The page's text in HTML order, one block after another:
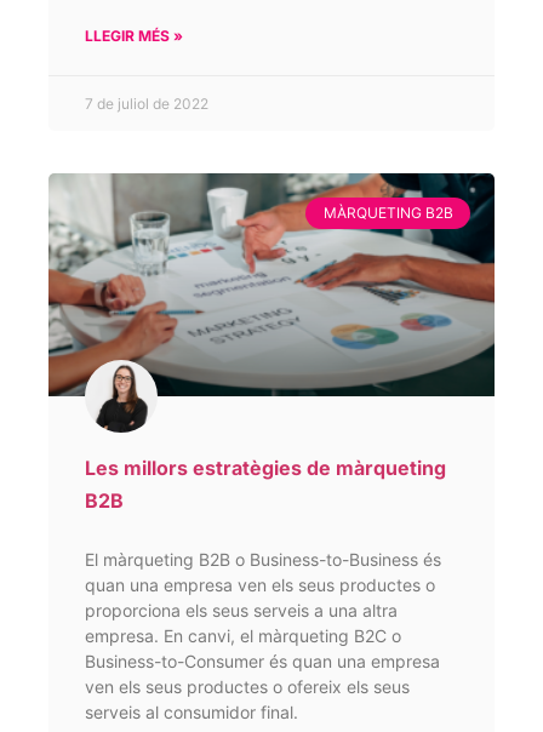
LLEGIR MÉS »
7 de juliol de 2022
MÀRQUETING B2B
Les millors estratègies de màrqueting
B2B
El màrqueting B2B o Business-to-Business és
quan una empresa ven els seus productes o
proporciona els seus serveis a una altra
empresa. En canvi, el màrqueting B2C o
Business-to-Consumer és quan una empresa
ven els seus productes o ofereix els seus
serveis al consumidor final.